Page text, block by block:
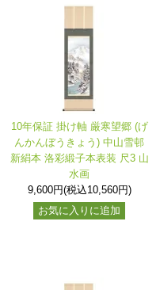
10年保証 掛け軸 厳寒望郷 (げ
んかんぼうきょう) 中山雪邨
新絹本 洛彩緞子本表装 尺3 山
水画
9,600円(税込10,560円)
お気に入りに追加